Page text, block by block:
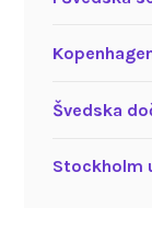
Švedska
Stockholm